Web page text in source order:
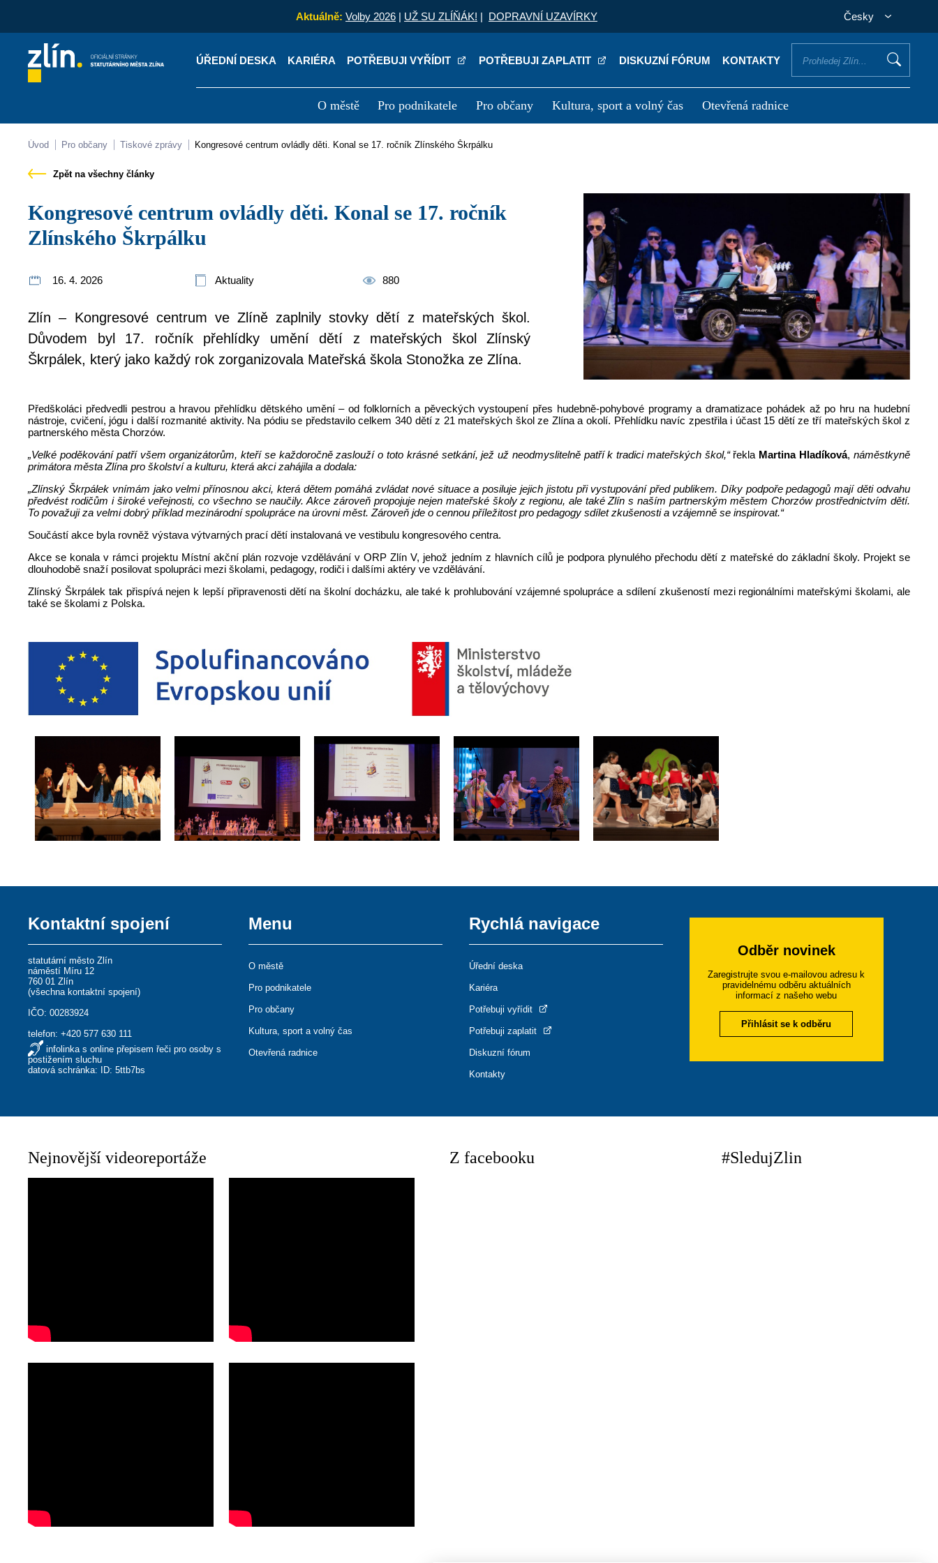
Aktuálně: Volby 2026 | UŽ SU ZLÍŇÁK! | DOPRAVNÍ UZAVÍRKY Česky
ÚŘEDNÍ DESKA KARIÉRA POTŘEBUJI VYŘÍDIT POTŘEBUJI ZAPLATIT DISKUZNÍ FÓRUM KONTAKTY
O městě Pro podnikatele Pro občany Kultura, sport a volný čas Otevřená radnice
Kontakty Úřední deska Kariéra
Úvod Pro občany Tiskové zprávy Kongresové centrum ovládly děti. Konal se 17. ročník Zlínského Škrpálku
Zpět na všechny články
Kongresové centrum ovládly děti. Konal se 17. ročník
Zlínského Škrpálku
16. 4. 2026 Aktuality 880
Zlín – Kongresové centrum ve Zlíně zaplnily stovky dětí z mateřských škol.
Důvodem byl 17. ročník přehlídky umění dětí z mateřských škol Zlínský
Škrpálek, který jako každý rok zorganizovala Mateřská škola Stonožka ze Zlína.
Předškoláci předvedli pestrou a hravou přehlídku dětského umění – od folklorních a pěveckých vystoupení přes hudebně-pohybové programy a dramatizace pohádek až po hru na hudební
nástroje, cvičení, jógu i další rozmanité aktivity. Na pódiu se představilo celkem 340 dětí z 21 mateřských škol ze Zlína a okolí. Přehlídku navíc zpestřila i účast 15 dětí ze tří mateřských škol z
partnerského města Chorzów.
„Velké poděkování patří všem organizátorům, kteří se každoročně zaslouží o toto krásné setkání, jež už neodmyslitelně patří k tradici mateřských škol,“řekla Martina Hladíková, náměstkyně
primátora města Zlína pro školství a kulturu, která akci zahájila a dodala:
„Zlínský Škrpálek vnímám jako velmi přínosnou akci, která dětem pomáhá zvládat nové situace a posiluje jejich jistotu při vystupování před publikem. Díky podpoře pedagogů mají děti odvahu
předvést rodičům i široké veřejnosti, co všechno se naučily. Akce zároveň propojuje nejen mateřské školy z regionu, ale také Zlín s naším partnerským městem Chorzów prostřednictvím dětí.
To považuji za velmi dobrý příklad mezinárodní spolupráce na úrovni měst. Zároveň jde o cennou příležitost pro pedagogy sdílet zkušenosti a vzájemně se inspirovat.“
Součástí akce byla rovněž výstava výtvarných prací dětí instalovaná ve vestibulu kongresového centra.
Akce se konala v rámci projektu Místní akční plán rozvoje vzdělávání v ORP Zlín V, jehož jedním z hlavních cílů je podpora plynulého přechodu dětí z mateřské do základní školy. Projekt se
dlouhodobě snaží posilovat spolupráci mezi školami, pedagogy, rodiči i dalšími aktéry ve vzdělávání.
Zlínský Škrpálek tak přispívá nejen k lepší připravenosti dětí na školní docházku, ale také k prohlubování vzájemné spolupráce a sdílení zkušeností mezi regionálními mateřskými školami, ale
také se školami z Polska.
Kontaktní spojení
statutární město Zlín
náměstí Míru 12
760 01 Zlín
(všechna kontaktní spojení)
IČO: 00283924
telefon:+420 577 630 111
infolinka s online přepisem řeči pro osoby s
postižením sluchu
datová schránka: ID: 5ttb7bs
Menu
O městě
Pro podnikatele
Pro občany
Kultura, sport a volný čas
Otevřená radnice
Rychlá navigace
Úřední deska
Kariéra
Potřebuji vyřídit
Potřebuji zaplatit
Diskuzní fórum
Kontakty
Odběr novinek
Zaregistrujte svou e-mailovou adresu k
pravidelnému odběru aktuálních
informací z našeho webu
Přihlásit se k odběru
Nejnovější videoreportáže Z facebooku #SledujZlin